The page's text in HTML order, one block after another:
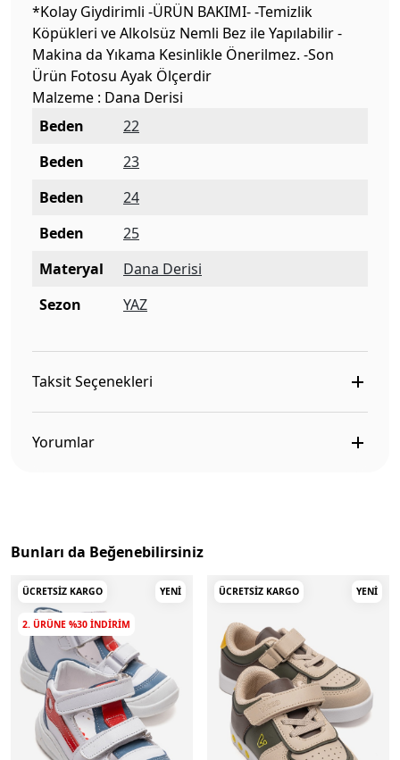
*Kolay Giydirimli -ÜRÜN BAKIMI- -Temizlik
Köpükleri ve Alkolsüz Nemli Bez ile Yapılabilir -
Makina da Yıkama Kesinlikle Önerilmez. -Son
Ürün Fotosu Ayak Ölçerdir
Malzeme : Dana Derisi
Beden
22
Beden
23
Beden
24
Beden
25
Materyal
Dana Derisi
Sezon
YAZ
Taksit Seçenekleri
Yorumlar
Bunları da Beğenebilirsiniz
ÜCRETSIZ KARGO YENI
2. ÜRÜNE %30 INDIRIM
ÜCRETSIZ KARGO YENI